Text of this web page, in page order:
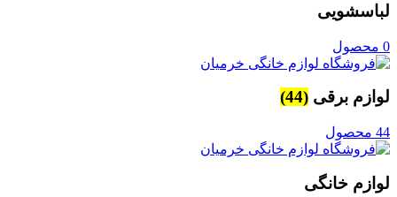
لباسشویی
0 محصول
لوازم برقی (44)
44 محصول
لوازم خانگی